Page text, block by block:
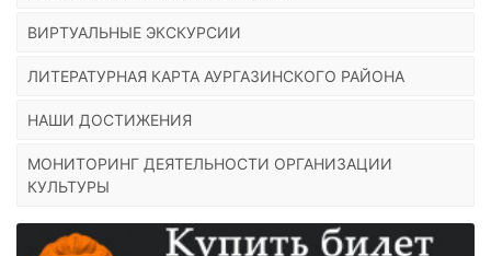
ВИРТУАЛЬНЫЕ ЭКСКУРСИИ
ЛИТЕРАТУРНАЯ КАРТА АУРГАЗИНСКОГО РАЙОНА
НАШИ ДОСТИЖЕНИЯ
МОНИТОРИНГ ДЕЯТЕЛЬНОСТИ ОРГАНИЗАЦИИ
КУЛЬТУРЫ